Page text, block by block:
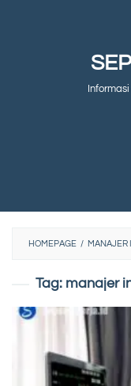
HOMEPAGE / MANAJER
Tag: manajer